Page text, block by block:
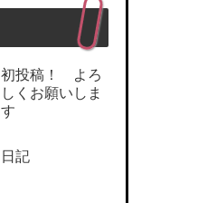
初投稿！ よろ
しくお願いしま
す
日記